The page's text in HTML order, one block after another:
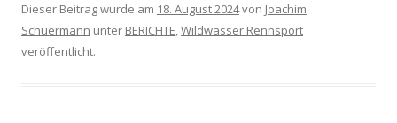
Dieser Beitrag wurde am 18. August 2024von Joachim
Schuermann unter BERICHTE,Wildwasser Rennsport
veröffentlicht.